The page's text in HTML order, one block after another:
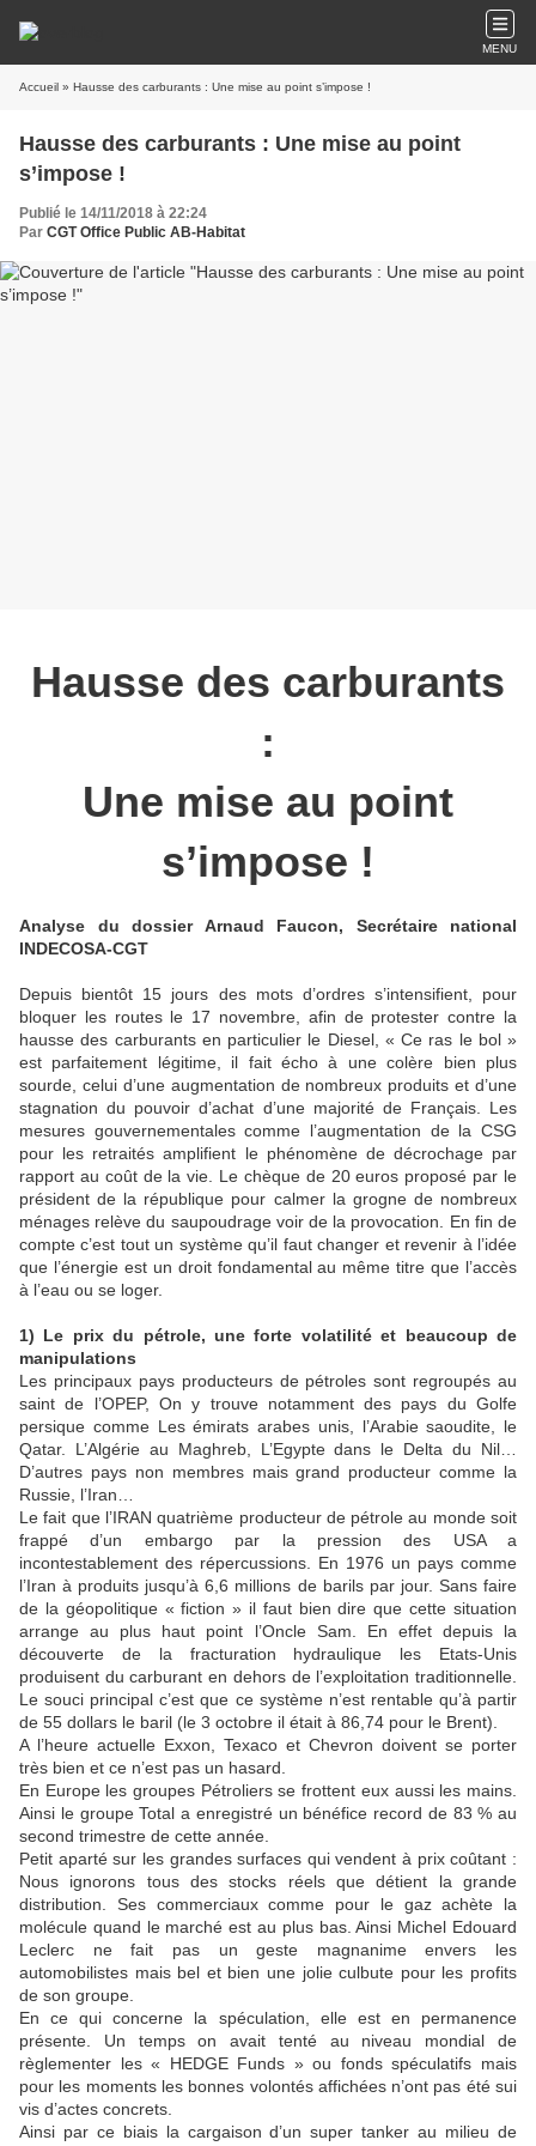
MENU
Accueil » Hausse des carburants : Une mise au point s’impose !
Hausse des carburants : Une mise au point
s’impose !
Publié le 14/11/2018 à 22:24
Par CGT Office Public AB-Habitat
Hausse des carburants
:
Une mise au point
s’impose !
Analyse du dossier Arnaud Faucon, Secrétaire national
INDECOSA-CGT
Depuis bientôt 15 jours des mots d’ordres s’intensifient, pour
bloquer les routes le 17 novembre, afin de protester contre la
hausse des carburants en particulier le Diesel, « Ce ras le bol »
est parfaitement légitime, il fait écho à une colère bien plus
sourde, celui d’une augmentation de nombreux produits et d’une
stagnation du pouvoir d’achat d’une majorité de Français. Les
mesures gouvernementales comme l’augmentation de la CSG
pour les retraités amplifient le phénomène de décrochage par
rapport au coût de la vie. Le chèque de 20 euros proposé par le
président de la république pour calmer la grogne de nombreux
ménages relève du saupoudrage voir de la provocation. En fin de
compte c’est tout un système qu’il faut changer et revenir à l’idée
que l’énergie est un droit fondamental au même titre que l’accès
à l’eau ou se loger.
1) Le prix du pétrole, une forte volatilité et beaucoup de
manipulations
Les principaux pays producteurs de pétroles sont regroupés au
saint de l’OPEP, On y trouve notamment des pays du Golfe
persique comme Les émirats arabes unis, l’Arabie saoudite, le
Qatar. L’Algérie au Maghreb, L’Egypte dans le Delta du Nil…
D’autres pays non membres mais grand producteur comme la
Russie, l’Iran…
Le fait que l’IRAN quatrième producteur de pétrole au monde soit
frappé d’un embargo par la pression des USA a
incontestablement des répercussions. En 1976 un pays comme
l’Iran à produits jusqu’à 6,6 millions de barils par jour. Sans faire
de la géopolitique « fiction » il faut bien dire que cette situation
arrange au plus haut point l’Oncle Sam. En effet depuis la
découverte de la fracturation hydraulique les Etats-Unis
produisent du carburant en dehors de l’exploitation traditionnelle.
Le souci principal c’est que ce système n’est rentable qu’à partir
de 55 dollars le baril (le 3 octobre il était à 86,74 pour le Brent).
A l’heure actuelle Exxon, Texaco et Chevron doivent se porter
très bien et ce n’est pas un hasard.
En Europe les groupes Pétroliers se frottent eux aussi les mains.
Ainsi le groupe Total a enregistré un bénéfice record de 83 % au
second trimestre de cette année.
Petit aparté sur les grandes surfaces qui vendent à prix coûtant :
Nous ignorons tous des stocks réels que détient la grande
distribution. Ses commerciaux comme pour le gaz achète la
molécule quand le marché est au plus bas. Ainsi Michel Edouard
Leclerc ne fait pas un geste magnanime envers les
automobilistes mais bel et bien une jolie culbute pour les profits
de son groupe.
En ce qui concerne la spéculation, elle est en permanence
présente. Un temps on avait tenté au niveau mondial de
règlementer les « HEDGE Funds » ou fonds spéculatifs mais
pour les moments les bonnes volontés affichées n’ont pas été sui
vis d’actes concrets.
Ainsi par ce biais la cargaison d’un super tanker au milieu de